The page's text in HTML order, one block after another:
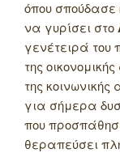
όπου σπούδασε
να γυρίσει στο
γενέτειρά του
της
της
για σήμερα
που
θεραπεύσει